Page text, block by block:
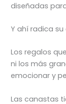
diseñadas
Y ahí radica
Los regalos
ni los más
emocionar y
Las canastas